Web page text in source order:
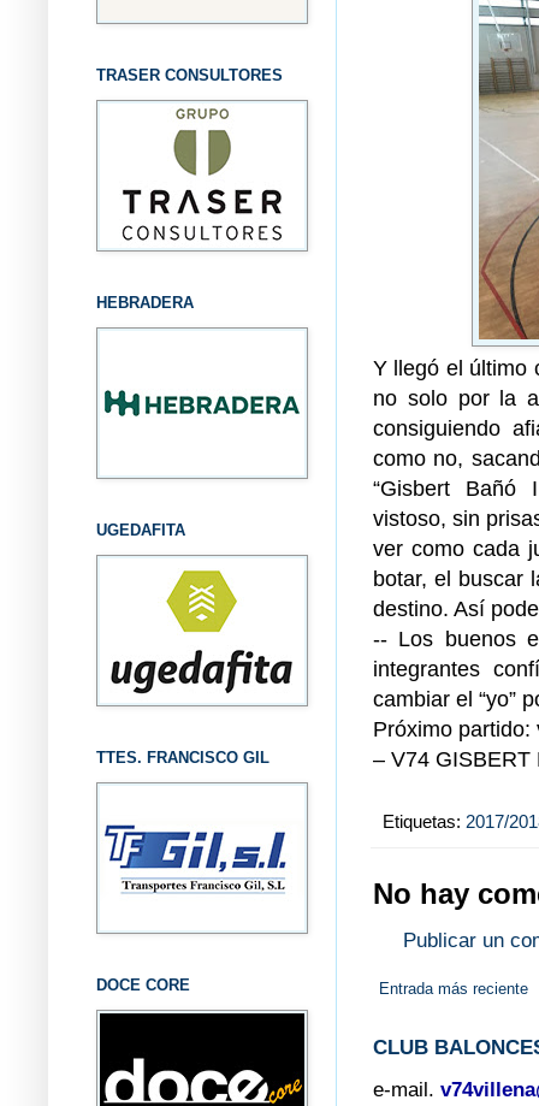
Y llegó el último
no solo por la
consiguiendo
como no,
“Gisbert Bañó
vistoso, sin
ver como cada
botar, el buscar
destino. Así
-- Los buenos
integrantes
cambiar el “yo”
Próximo partido:
– V74 GISBERT
Etiquetas: 2017/
No hay
Publicar un
Entrada más reciente
CLUB
e-mail.
TRASER CONSULTORES
HEBRADERA
UGEDAFITA
TTES. FRANCISCO GIL
DOCE CORE